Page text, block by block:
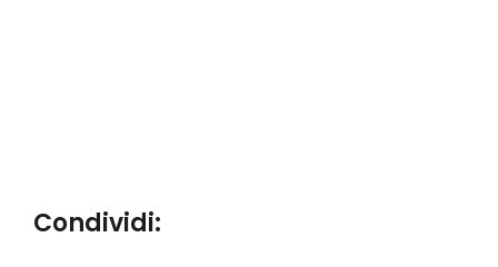
Condividi: